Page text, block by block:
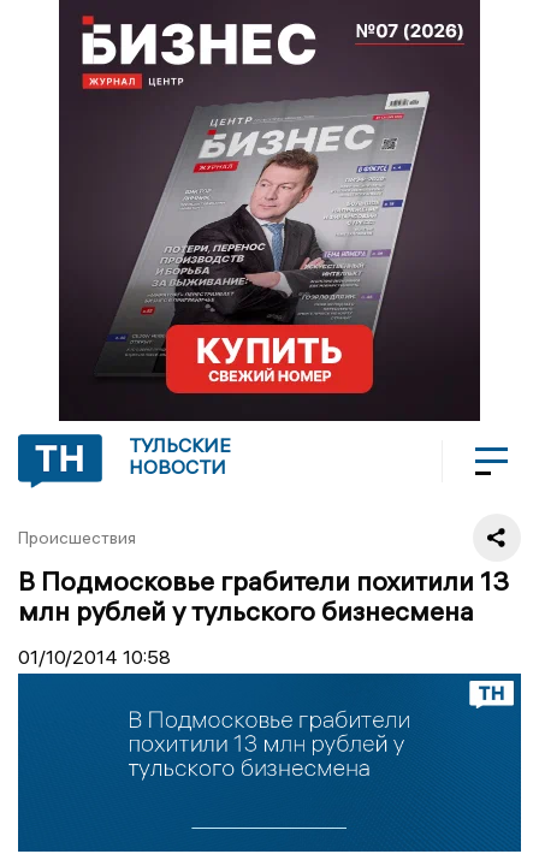
ТУЛЬСКИЕ
НОВОСТИ
Происшествия
В Подмосковье грабители похитили 13
млн рублей у тульского бизнесмена
01/10/2014 10:58